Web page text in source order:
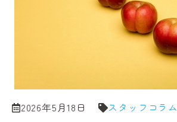
2026年5月18日
スタッフコラム